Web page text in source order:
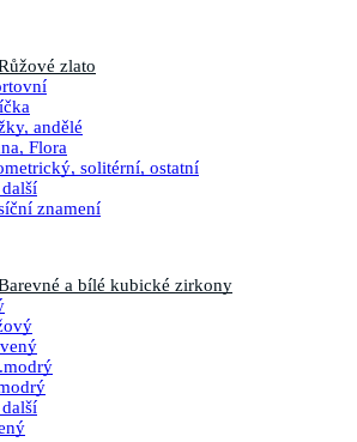
zlato
andělé
Flora
solitérní, ostatní
znamení
a bílé kubické zirkony